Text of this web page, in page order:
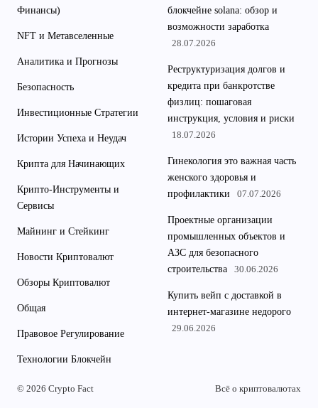
Финансы)
NFT и Метавселенные
Аналитика и Прогнозы
Безопасность
Инвестиционные Стратегии
Истории Успеха и Неудач
Крипта для Начинающих
Крипто-Инструменты и
Сервисы
Майнинг и Стейкинг
Новости Криптовалют
Обзоры Криптовалют
Общая
Правовое Регулирование
Технологии Блокчейн
блокчейне solana: обзор и
возможности заработка
28.07.2026
Реструктуризация долгов и
кредита при банкротстве
физлиц: пошаговая
инструкция, условия и риски
18.07.2026
Гинекология это важная часть
женского здоровья и
профилактики
07.07.2026
Проектные организации
промышленных объектов и
АЗС для безопасного
строительства
30.06.2026
Купить вейп с доставкой в
интернет-магазине недорого
29.06.2026
© 2026 Crypto Fact Всё о криптовалютах